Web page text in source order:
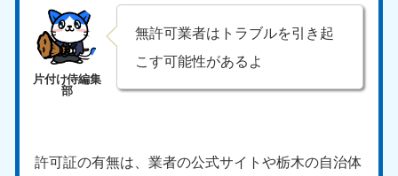
無許可業者はトラブルを引き起
こす可能性があるよ
許可証の有無は、業者の公式サイトや栃木の自治体